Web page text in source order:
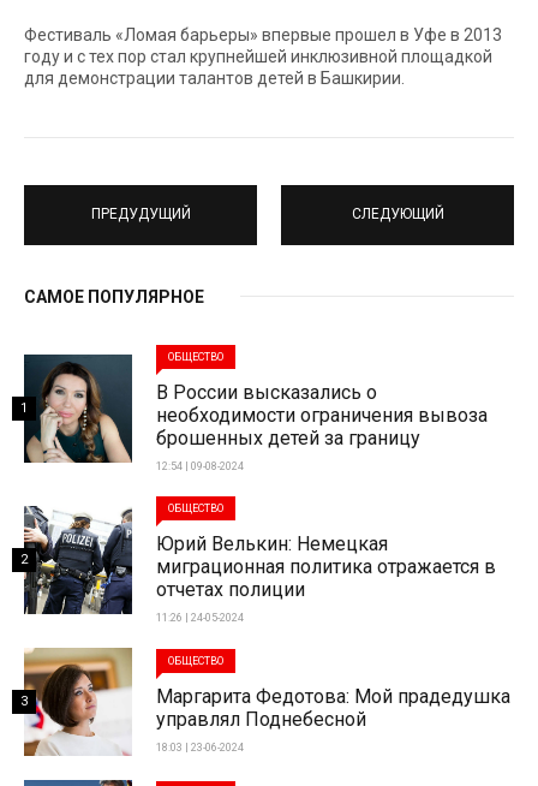
Фестиваль «Ломая барьеры» впервые прошел в Уфе в 2013
году и с тех пор стал крупнейшей инклюзивной площадкой
для демонстрации талантов детей в Башкирии.
ПРЕДУДУЩИЙ СЛЕДУЮЩИЙ
САМОЕ ПОПУЛЯРНОЕ
ОБЩЕСТВО
В России высказались о
необходимости ограничения вывоза
брошенных детей за границу
12:54 | 09-08-2024
1
ОБЩЕСТВО
Юрий Велькин: Немецкая
миграционная политика отражается в
отчетах полиции
11:26 | 24-05-2024
2
ОБЩЕСТВО
Маргарита Федотова: Мой прадедушка
управлял Поднебесной
18:03 | 23-06-2024
3